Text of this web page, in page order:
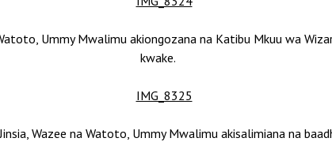
Ummy Mwalimu akiongozana na Katibu Mkuu wa
kwake.
Wazee na Watoto, Ummy Mwalimu akisalimiana na